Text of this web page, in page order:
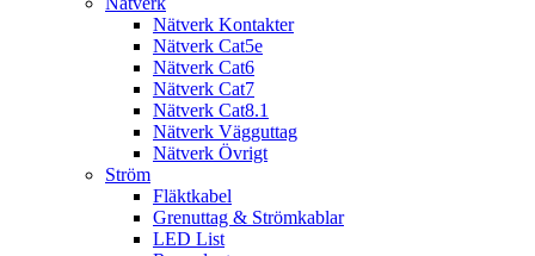
Nätverk Kontakter
Nätverk Cat5e
Nätverk Cat6
Nätverk Cat7
Nätverk Cat8.1
Nätverk Vägguttag
Nätverk Övrigt
Ström
Fläktkabel
Grenuttag & Strömkablar
LED List